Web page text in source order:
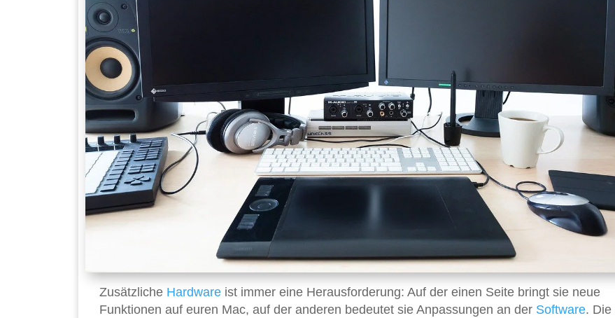
Zusätzliche Hardware ist immer eine Herausforderung: Auf der einen Seite bringt sie neue
Funktionen auf euren Mac, auf der anderen bedeutet sie Anpassungen an der Software. Die